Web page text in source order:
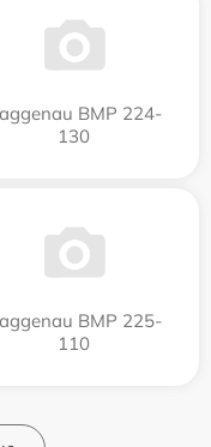
BMP 224-
130
BMP 225-
110